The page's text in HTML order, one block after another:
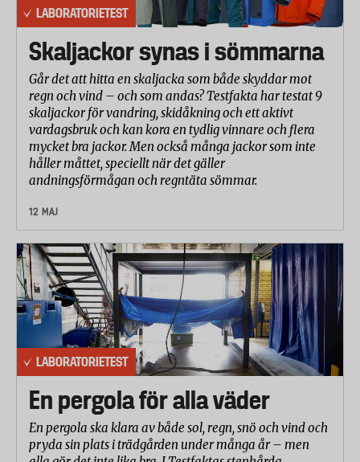
LABORATORIETEST
Skaljackor synas i sömmarna
Går det att hitta en skaljacka som både skyddar mot
regn och vind – och som andas? Testfakta har testat 9
skaljackor för vandring, skidåkning och ett aktivt
vardagsbruk och kan kora en tydlig vinnare och flera
mycket bra jackor. Men också många jackor som inte
håller måttet, speciellt när det gäller
andningsförmågan och regntäta sömmar.
12 MAJ
LABORATORIETEST
En pergola för alla väder
En pergola ska klara av både sol, regn, snö och vind och
pryda sin plats i trädgården under många år – men